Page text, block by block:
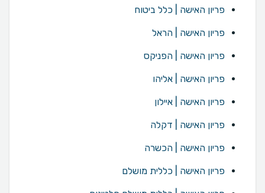
פריון האישה | כלל ביטוח
פריון האישה | הראל
פריון האישה | הפניקס
פריון האישה | אליהו
פריון האישה | איילון
פריון האישה | דקלה
פריון האישה | הכשרה
פריון האישה | כללית מושלם